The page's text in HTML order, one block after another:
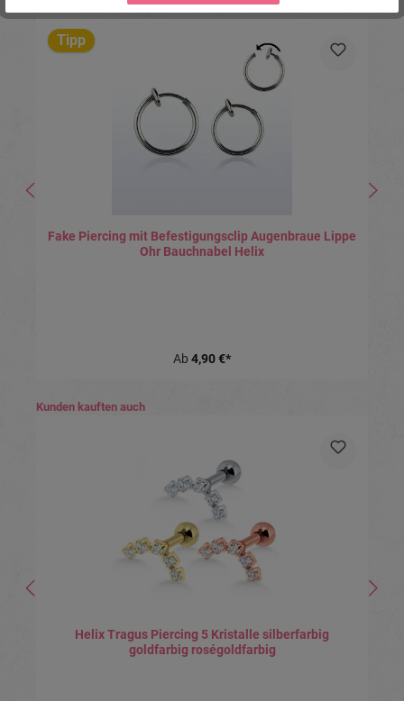
Produktgalerie überspringen
Ähnliche Produkte
Tipp
Fake Piercing mit Befestigungsclip Augenbraue Lippe
Ohr Bauchnabel Helix
Ab 4,90 €*
Produktgalerie überspringen
Kunden kauften auch
Helix Tragus Piercing 5 Kristalle silberfarbig
goldfarbig roségoldfarbig